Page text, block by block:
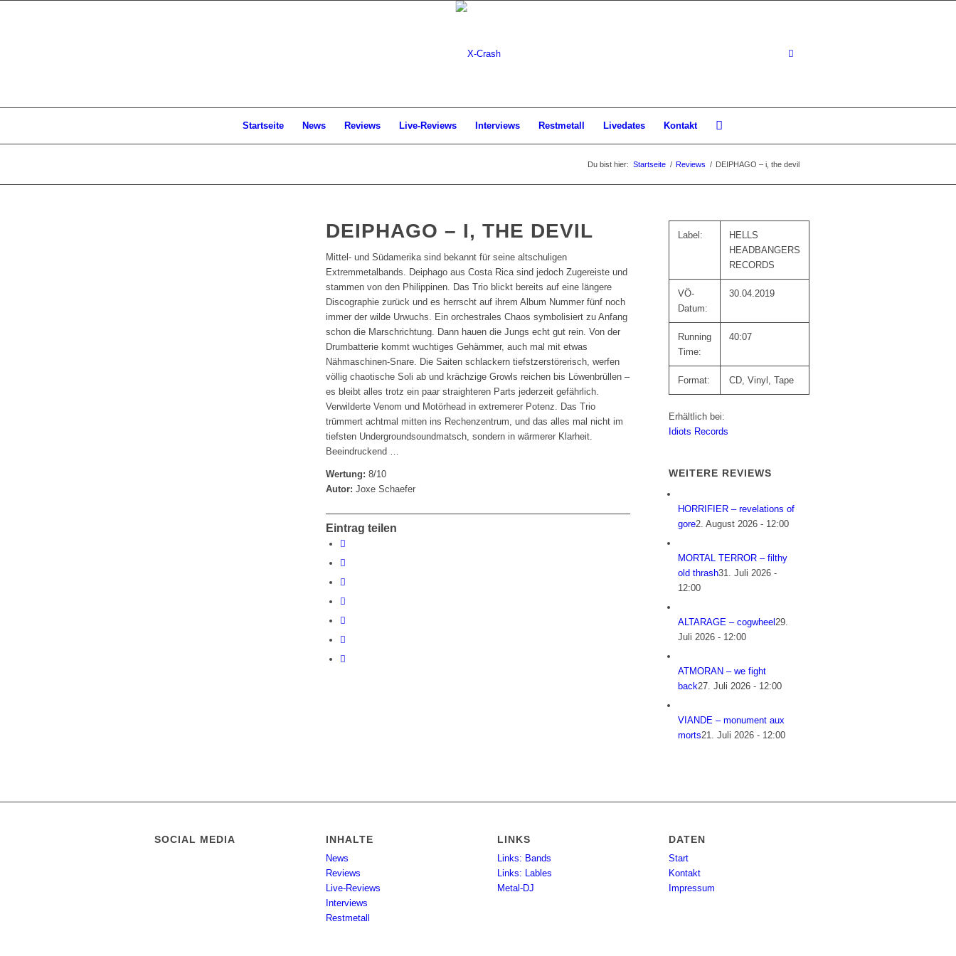
Startseite News Reviews Live-Reviews Interviews Restmetall Livedates Kontakt
Du bist hier: Startseite / Reviews / DEIPHAGO – i, the devil
DEIPHAGO – I, THE DEVIL
Mittel- und Südamerika sind bekannt für seine altschuligen
Extremmetalbands. Deiphago aus Costa Rica sind jedoch Zugereiste und
stammen von den Philippinen. Das Trio blickt bereits auf eine längere
Discographie zurück und es herrscht auf ihrem Album Nummer fünf noch
immer der wilde Urwuchs. Ein orchestrales Chaos symbolisiert zu Anfang
schon die Marschrichtung. Dann hauen die Jungs echt gut rein. Von der
Drumbatterie kommt wuchtiges Gehämmer, auch mal mit etwas
Nähmaschinen-Snare. Die Saiten schlackern tiefstzerstörerisch, werfen
völlig chaotische Soli ab und krächzige Growls reichen bis Löwenbrüllen –
es bleibt alles trotz ein paar straighteren Parts jederzeit gefährlich.
Verwilderte Venom und Motörhead in extremerer Potenz. Das Trio
trümmert achtmal mitten ins Rechenzentrum, und das alles mal nicht im
tiefsten Undergroundsoundmatsch, sondern in wärmerer Klarheit.
Beeindruckend …
Wertung: 8/10
Autor: Joxe Schaefer
Eintrag teilen
Label:
HELLS
HEADBANGERS
RECORDS
VÖ-
Datum:
30.04.2019
Running
Time:
40:07
Format: CD, Vinyl, Tape
Erhältlich bei:
Idiots Records
WEITERE REVIEWS
HORRIFIER – revelations of
gore2. August 2026 - 12:00
MORTAL TERROR – filthy
old thrash31. Juli 2026 -
12:00
ALTARAGE – cogwheel29.
Juli 2026 - 12:00
ATMORAN – we fight
back27. Juli 2026 - 12:00
VIANDE – monument aux
morts21. Juli 2026 - 12:00
SOCIAL MEDIA INHALTE
News
Reviews
Live-Reviews
Interviews
Restmetall
LINKS
Links: Bands
Links: Lables
Metal-DJ
DATEN
Start
Kontakt
Impressum